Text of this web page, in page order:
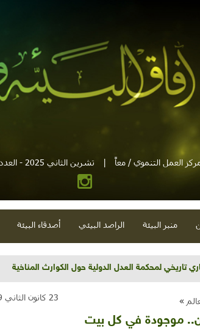
العمل التنموي / معاً | تشرين الثاني 2025 - العدد 180 (2025-11-01)
منبر البيئة الراصد البيئي أصدقاء البيئة
وتنموية...بنية تحتية وحلويات قبيحة وحاكورة ونوبل
» 23 كانون الثاني 2019
موجودة في كل بيت